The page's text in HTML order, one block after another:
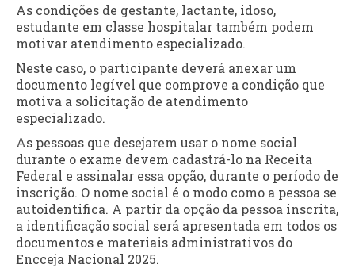
As condições de gestante, lactante, idoso,
estudante em classe hospitalar também podem
motivar atendimento especializado.
Neste caso, o participante deverá anexar um
documento legível que comprove a condição que
motiva a solicitação de atendimento
especializado.
As pessoas que desejarem usar o nome social
durante o exame devem cadastrá-lo na Receita
Federal e assinalar essa opção, durante o período de
inscrição. O nome social é o modo como a pessoa se
autoidentifica. A partir da opção da pessoa inscrita,
a identificação social será apresentada em todos os
documentos e materiais administrativos do
Encceja Nacional 2025.